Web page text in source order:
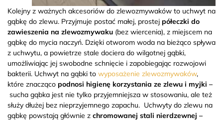
Kolejny z ważnych akcesoriów do zlewozmywaków to uchwyt na
gąbkę do zlewu. Przyjmuje postać małej, prostej półeczki do
zawieszenia na zlewozmywaku (bez wiercenia), z miejscem na
gąbkę do mycia naczyń. Dzięki otworom woda na bieżąco spływa
z uchwytu, a powietrze stale dociera do wilgotnej gąbki,
umożliwiając jej swobodne schnięcie i zapobiegając rozwojowi
bakterii. Uchwyt na gąbki to wyposażenie zlewozmywaków,
które znacząco podnosi higienę korzystania ze zlewu i myjki –
sucha gąbka jest nie tylko przyjemniejsza w stosowaniu, ale też
służy dłużej bez nieprzyjemnego zapachu. Uchwyty do zlewu na
gąbkę powstają głównie z chromowanej stali nierdzewnej –